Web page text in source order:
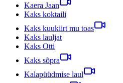
Kaera Jaan
Kaks koktaili
Kaks kuukiirt mu toas
Kaks lauljat
Kaks Otti
Kaks sõpra
Kalapüüdmise laul